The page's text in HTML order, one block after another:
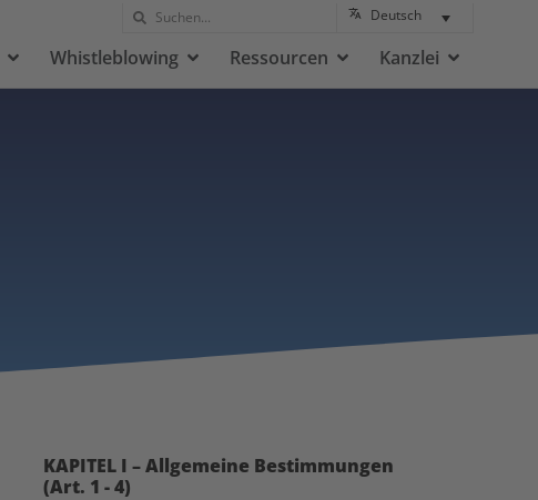
Deutsch
Whistleblowing Ressourcen Kanzlei
KAPITEL I – Allgemeine Bestimmungen
(Art. 1 - 4)